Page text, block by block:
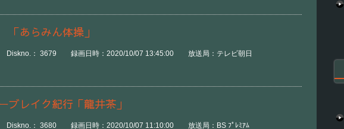
あらみん体操」
： 3679 録画日時：2020/10/07 13:45:00 放送局：テレビ朝日
ブレイク紀行「龍井茶」
： 3680 録画日時：2020/10/07 11:10:00 放送局：BS ﾌﾟﾚﾐｱﾑ